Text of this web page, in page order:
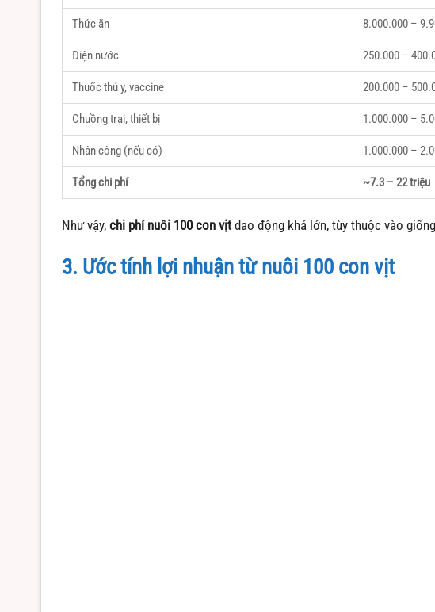
Thức ăn 8.000.000 –
Điện nước 250.000 –
Thuốc thú y, vaccine 200.000 –
Chuồng trại, thiết bị 1.000.000 –
Nhân công (nếu có) 1.000.000 –
Tổng chi phí ~7.3 – 22 triệu
Như vậy, chi phí nuôi 100 con vịtdao động khá lớn, tùy thuộc vào
3. Ước tính lợi nhuận từ nuôi 100 con vịt